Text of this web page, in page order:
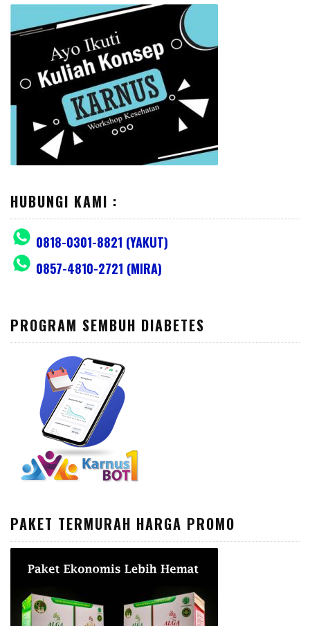
HUBUNGI KAMI :
0818-0301-8821 (YAKUT)
0857-4810-2721 (MIRA)
PROGRAM SEMBUH DIABETES
PAKET TERMURAH HARGA PROMO